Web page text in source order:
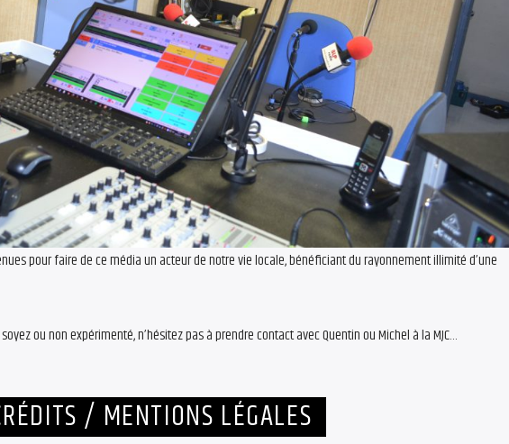
pour faire de ce média un acteur de notre vie locale, bénéficiant du rayonnement illimité d’une
ou non expérimenté, n’hésitez pas à prendre contact avec Quentin ou Michel à la MJC…
/ MENTIONS LÉGALES